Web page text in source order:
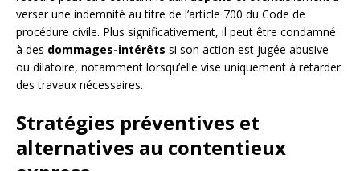
verser une indemnité au titre de l’article 700 du Code de
procédure civile. Plus significativement, il peut être condamné
à des dommages-intérêts si son action est jugée abusive
ou dilatoire, notamment lorsqu’elle vise uniquement à retarder
des travaux nécessaires.
Stratégies préventives et
alternatives au contentieux